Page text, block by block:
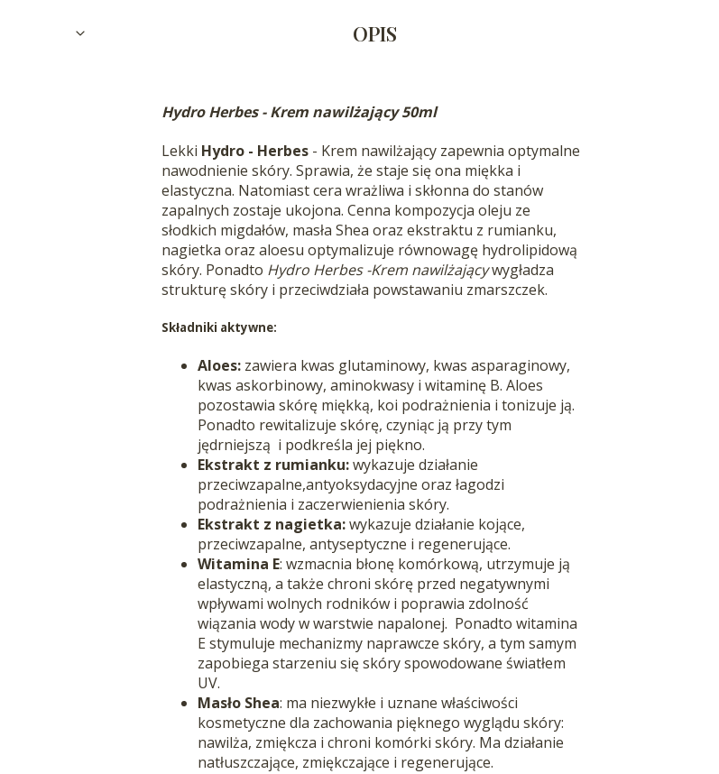
OPIS
Hydro Herbes- Krem nawilżający 50ml
Lekki Hydro - Herbes - Krem nawilżający zapewnia optymalne
nawodnienie skóry. Sprawia, że staje się ona miękka i
elastyczna. Natomiast cera wrażliwa i skłonna do stanów
zapalnych zostaje ukojona. Cenna kompozycja oleju ze
słodkich migdałów, masła Shea oraz ekstraktu z rumianku,
nagietka oraz aloesu optymalizuje równowagę hydrolipidową
skóry. Ponadto Hydro Herbes-Krem nawilżającywygładza
strukturę skóry i przeciwdziała powstawaniu zmarszczek.
Składniki aktywne:
Aloes: zawiera kwas glutaminowy, kwas asparaginowy,
kwas askorbinowy, aminokwasy i witaminę B. Aloes
pozostawia skórę miękką, koi podrażnienia i tonizuje ją.
Ponadto rewitalizuje skórę, czyniąc ją przy tym
jędrniejszą i podkreśla jej piękno.
Ekstrakt z rumianku:wykazuje działanie
przeciwzapalne,antyoksydacyjne oraz łagodzi
podrażnienia i zaczerwienienia skóry.
Ekstrakt z nagietka:wykazuje działanie kojące,
przeciwzapalne, antyseptyczne i regenerujące.
Witamina E: wzmacnia błonę komórkową, utrzymuje ją
elastyczną, a także chroni skórę przed negatywnymi
wpływami wolnych rodników i poprawia zdolność
wiązania wody w warstwie napalonej. Ponadto witamina
E stymuluje mechanizmy naprawcze skóry, a tym samym
zapobiega starzeniu się skóry spowodowane światłem
UV.
Masło Shea: ma niezwykłe i uznane właściwości
kosmetyczne dla zachowania pięknego wyglądu skóry:
nawilża, zmiękcza i chroni komórki skóry. Ma działanie
natłuszczające, zmiękczające i regenerujące.